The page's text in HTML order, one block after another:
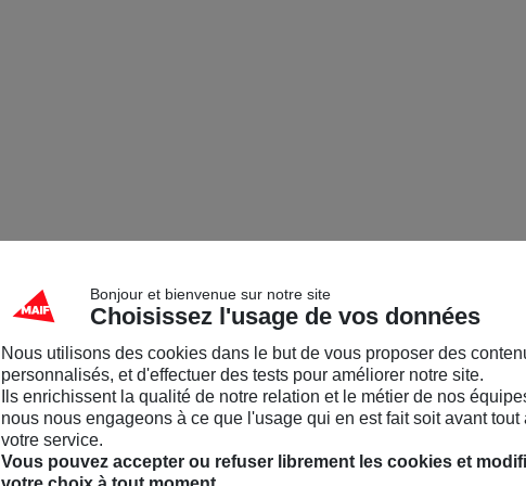
Bonjour et bienvenue sur notre site
Choisissez l'usage de vos données
Nous utilisons des cookies dans le but de vous proposer des
personnalisés, et d'effectuer des tests pour améliorer notre site.
Ils enrichissent la qualité de notre relation et le métier de nos
nous nous engageons à ce que l'usage qui en est fait soit avant tout
votre service.
Vous pouvez accepter ou refuser librement les cookies et